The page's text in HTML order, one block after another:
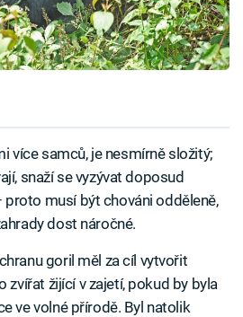
více samců, je nesmírně složitý;
snaží se vyzývat doposud
musí být chováni odděleně,
dost náročné.
goril měl za cíl vytvořit
žijící v zajetí, pokud by byla
ve volné přírodě. Byl natolik